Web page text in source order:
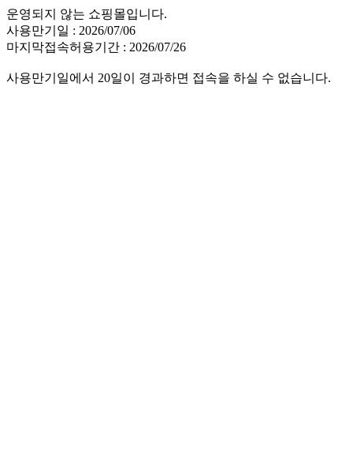
운영되지 않는 쇼핑몰입니다.
사용만기일 : 2026/07/06
마지막접속허용기간 : 2026/07/26
사용만기일에서 20일이 경과하면 접속을 하실 수 없습니다.